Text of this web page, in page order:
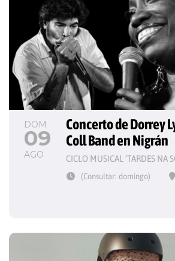
DOM
09
AGO
Concerto de Dorrey
Coll Band en Nigrán
CICLO MUSICAL ‘TARDES NA
(Consultar: domingo)